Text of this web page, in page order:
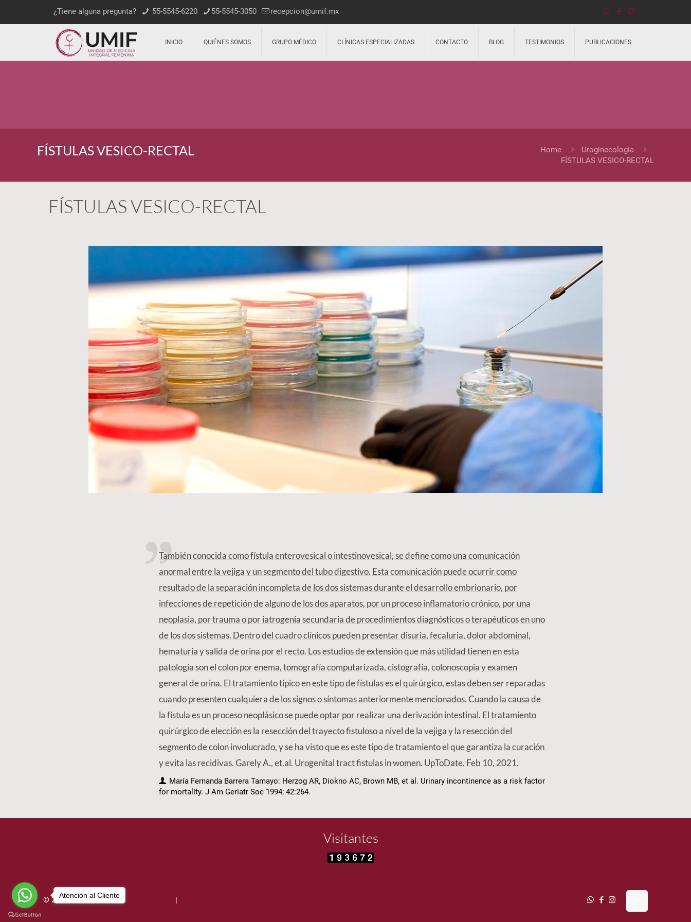
¿Tiene alguna pregunta? 55-5545-6220 55-5545-3050 recepcion@umif.mx
INICIO QUIÉNES SOMOS GRUPO MÉDICO CLÍNICAS ESPECIALIZADAS CONTACTO BLOG TESTIMONIOS PUBLICACIONES
FÍSTULAS VESICO-RECTAL Home
Uroginecologia
FÍSTULAS VESICO-RECTAL
FÍSTULAS VESICO-RECTAL
También conocida como fístula enterovesical o intestinovesical, se define como una comunicación
anormal entre la vejiga y un segmento del tubo digestivo. Esta comunicación puede ocurrir como
resultado de la separación incompleta de los dos sistemas durante el desarrollo embrionario, por
infecciones de repetición de alguno de los dos aparatos, por un proceso inflamatorio crónico, por una
neoplasia, por trauma o por iatrogenia secundaria de procedimientos diagnósticos o terapéuticos en uno
de los dos sistemas. Dentro del cuadro clínicos pueden presentar disuria, fecaluria, dolor abdominal,
hematuria y salida de orina por el recto. Los estudios de extensión que más utilidad tienen en esta
patología son el colon por enema, tomografía computarizada, cistografía, colonoscopia y examen
general de orina. El tratamiento típico en este tipo de fístulas es el quirúrgico, estas deben ser reparadas
cuando presenten cualquiera de los signos o síntomas anteriormente mencionados. Cuando la causa de
la fístula es un proceso neoplásico se puede optar por realizar una derivación intestinal. El tratamiento
quirúrgico de elección es la resección del trayecto fistuloso a nivel de la vejiga y la resección del
segmento de colon involucrado, y se ha visto que es este tipo de tratamiento el que garantiza la curación
y evita las recidivas. Garely A., et.al. Urogenital tract fistulas in women. UpToDate. Feb 10, 2021.
María Fernanda Barrera Tamayo: Herzog AR, Diokno AC, Brown MB, et al. Urinary incontinence as a risk factor
for mortality. J Am Geriatr Soc 1994; 42:264.
Visitantes
© 2021 UMIF |AVISO DE PRIVACIDAD |
Atención al Cliente